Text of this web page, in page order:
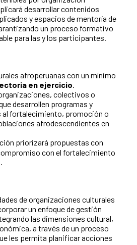
desarrollar contenidos
y espacios de mentoría de
un proceso formativo
para las y los participantes.
afroperuanas con un mínimo
en ejercicio.
colectivos o
desarrollen programas y
fortalecimiento, promoción o
afrodescendientes en
priorizará propuestas con
con el fortalecimiento
de organizaciones culturales
un enfoque de gestión
las dimensiones cultural,
a través de un proceso
les permita planificar acciones